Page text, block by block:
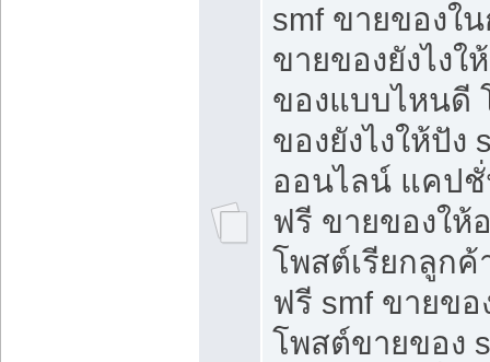
smf ขายของใ
ขายของยังไง
ของแบบไหนดี
ของยังไงให้ปั
ออนไลน์ แคป
ฟรี ขายของให้
โพสต์เรียกลูกค้
ฟรี smf ขายขอ
โพสต์ขายของ